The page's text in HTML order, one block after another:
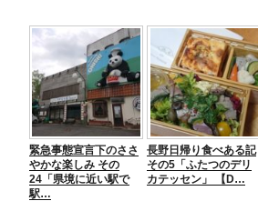
緊急事態宣言下のささ
やかな楽しみ その
24「県境に近い駅で
駅…
長野日帰り食べある記
その5「ふたつのデリ
カテッセン」 【D…